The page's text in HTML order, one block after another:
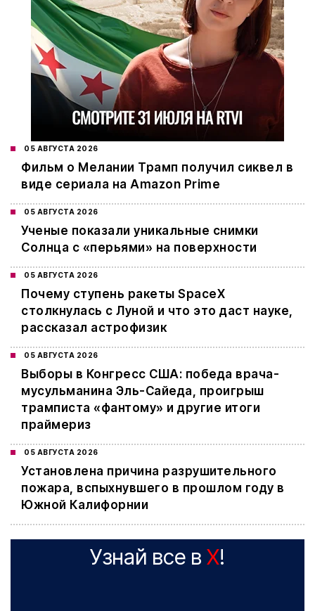
05 АВГУСТА 2026
Фильм о Мелании Трамп получил сиквел в
виде сериала на Amazon Prime
05 АВГУСТА 2026
Ученые показали уникальные снимки
Солнца с «перьями» на поверхности
05 АВГУСТА 2026
Почему ступень ракеты SpaceX
столкнулась с Луной и что это даст науке,
рассказал астрофизик
05 АВГУСТА 2026
Выборы в Конгресс США: победа врача-
мусульманина Эль-Сайеда, проигрыш
трамписта «фантому» и другие итоги
праймериз
05 АВГУСТА 2026
Установлена причина разрушительного
пожара, вспыхнувшего в прошлом году в
Южной Калифорнии
Узнай все в X!